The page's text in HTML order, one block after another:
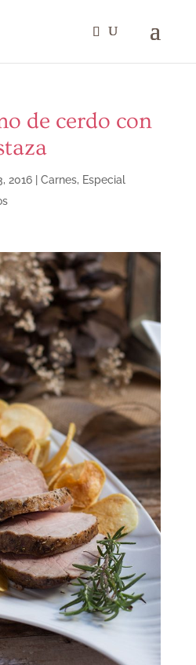
de cerdo con
2016| Carnes, Especial